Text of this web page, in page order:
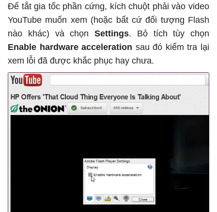
Để tắt gia tốc phần cứng, kích chuột phải vào video
YouTube muốn xem (hoặc bất cứ đối tượng Flash
nào khác) và chọn Settings. Bỏ tích tùy chọn
Enable hardware acceleration sau đó kiểm tra lại
xem lỗi đã được khắc phục hay chưa.